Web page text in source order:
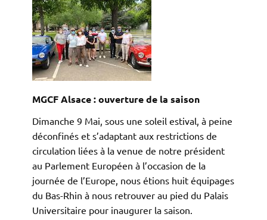
MGCF Alsace : ouverture de la saison
Dimanche 9 Mai, sous une soleil estival, à peine
déconfinés et s’adaptant aux restrictions de
circulation liées à la venue de notre président
au Parlement Européen à l’occasion de la
journée de l’Europe, nous étions huit équipages
du Bas-Rhin à nous retrouver au pied du Palais
Universitaire pour inaugurer la saison.